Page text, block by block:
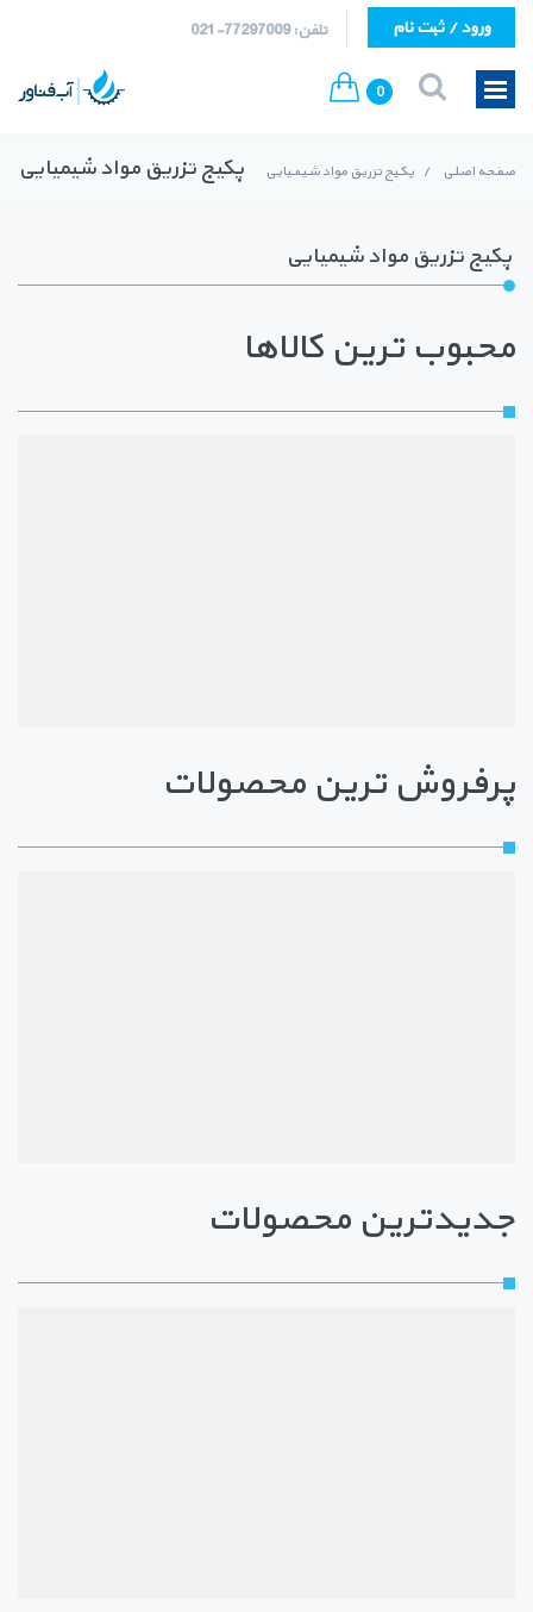
تلفن: 77297009-021 ورود / ثبت نام
0
پکیج تزریق مواد شیمیایی صفحه اصلی / پکیج تزریق مواد شیمیایی
پکیج تزریق مواد شیمیایی
محبوب ترین کالاها
پرفروش ترین محصولات
جدیدترین محصولات